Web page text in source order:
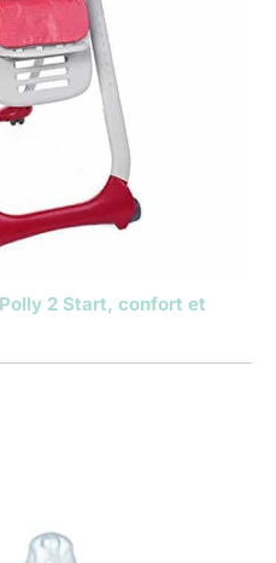
2 Start, confort et